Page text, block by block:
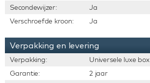
Secondewijzer:
Ja
Verschroefde kroon:
Ja
Verpakking en levering
Verpakking:
Universele luxe box
Garantie:
2 jaar